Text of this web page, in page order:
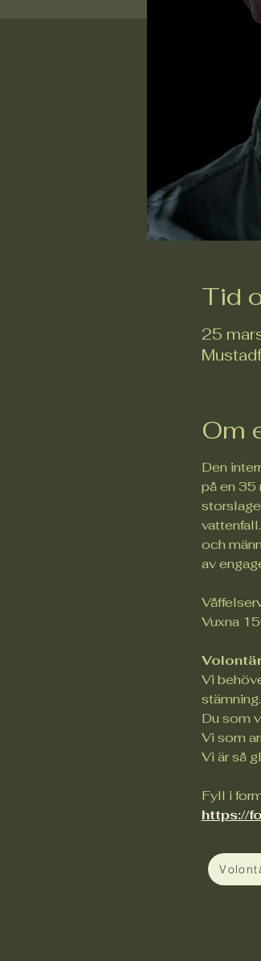
Tid
25
Om
Den
på en 35
och
av
Vuxna
Vi
stämning.
Du som
Vi som
Vi är så
Fyll i
https://